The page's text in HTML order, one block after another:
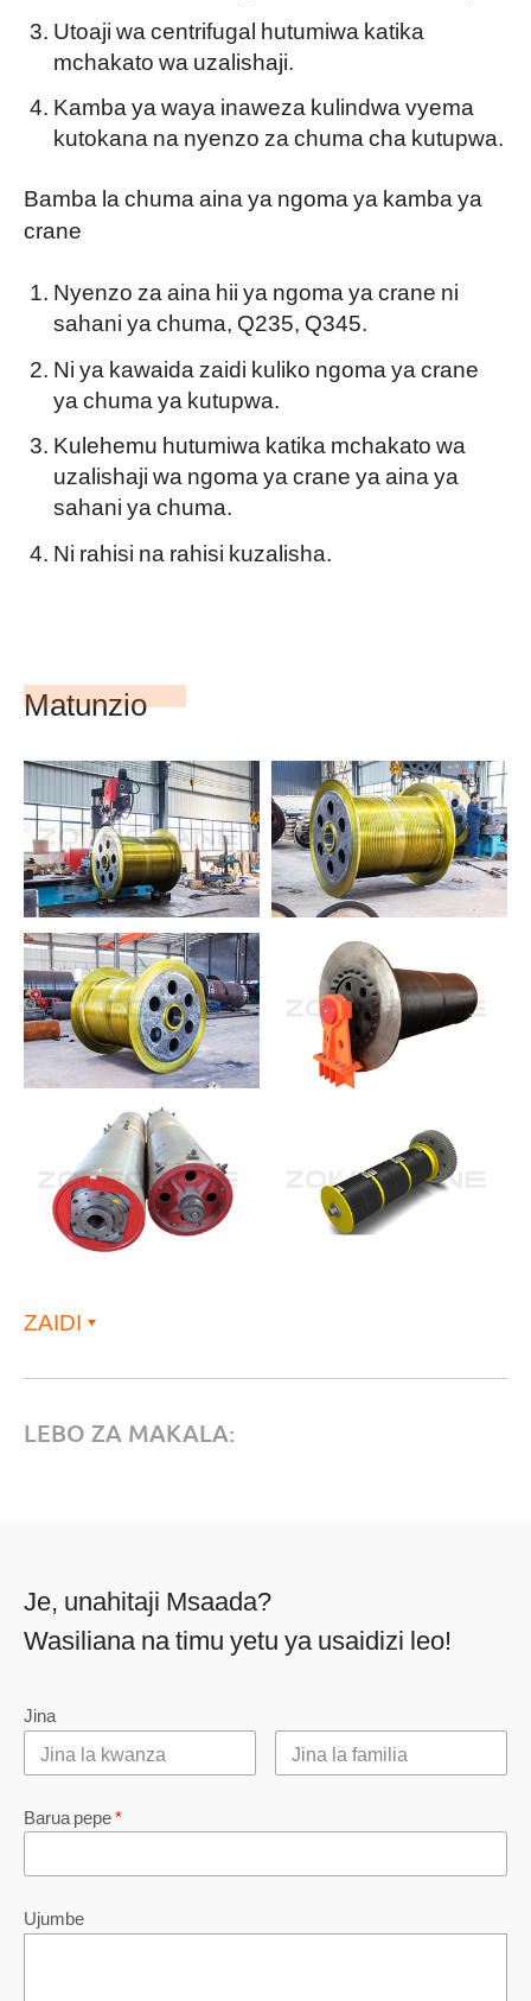
Utoaji wa centrifugal hutumiwa katika
mchakato wa uzalishaji.
Kamba ya waya inaweza kulindwa vyema
kutokana na nyenzo za chuma cha kutupwa.
Bamba la chuma aina ya ngoma ya kamba ya
crane
Nyenzo za aina hii ya ngoma ya crane ni
sahani ya chuma, Q235, Q345.
Ni ya kawaida zaidi kuliko ngoma ya crane
ya chuma ya kutupwa.
Kulehemu hutumiwa katika mchakato wa
uzalishaji wa ngoma ya crane ya aina ya
sahani ya chuma.
Ni rahisi na rahisi kuzalisha.
Matunzio
ZAIDI
LEBO ZA MAKALA:
Je, unahitaji Msaada?
Wasiliana na timu yetu ya usaidizi leo!
Jina
Barua pepe*
Ujumbe